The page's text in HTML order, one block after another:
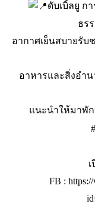
ดับเบิ้ลยู ก
ธร
อากาศเย็นสบายรับ
อาหารและสิ่งอำ
แนะนำให้มาพัก
FB :